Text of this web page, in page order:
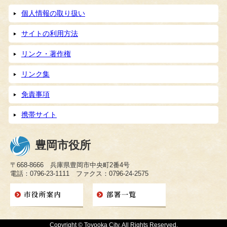
個人情報の取り扱い
サイトの利用方法
リンク・著作権
リンク集
免責事項
携帯サイト
豊岡市役所
〒668-8666 兵庫県豊岡市中央町2番4号
電話：0796-23-1111 ファクス：0796-24-2575
Copyright © Toyooka City. All Rights Reserved.